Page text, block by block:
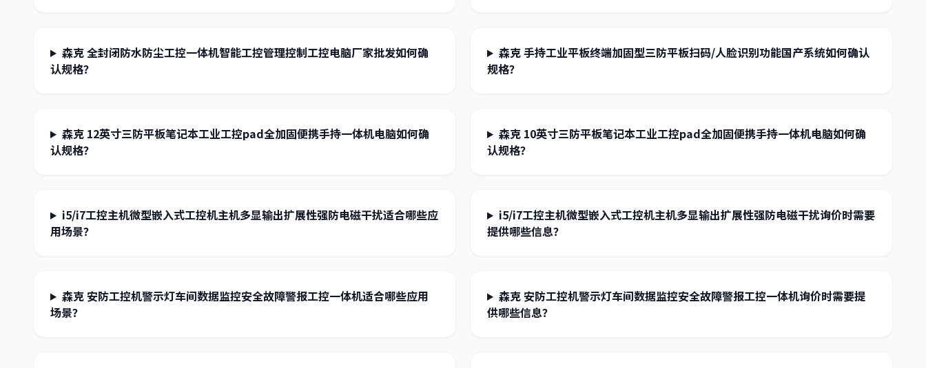
森克 全封闭防水防尘工控一体机智能工控管理控制工控电脑厂家批发如何确
认规格？
森克 手持工业平板终端加固型三防平板扫码/人脸识别功能国产系统如何确认
规格？
森克 12英寸三防平板笔记本工业工控pad全加固便携手持一体机电脑如何确
认规格？
森克 10英寸三防平板笔记本工业工控pad全加固便携手持一体机电脑如何确
认规格？
i5/i7工控主机微型嵌入式工控机主机多显输出扩展性强防电磁干扰适合哪些应
用场景？
i5/i7工控主机微型嵌入式工控机主机多显输出扩展性强防电磁干扰询价时需要
提供哪些信息？
森克 安防工控机警示灯车间数据监控安全故障警报工控一体机适合哪些应用
场景？
森克 安防工控机警示灯车间数据监控安全故障警报工控一体机询价时需要提
供哪些信息？